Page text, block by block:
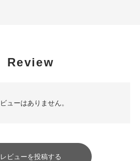
Review
ューはありません。
レビューを投稿する